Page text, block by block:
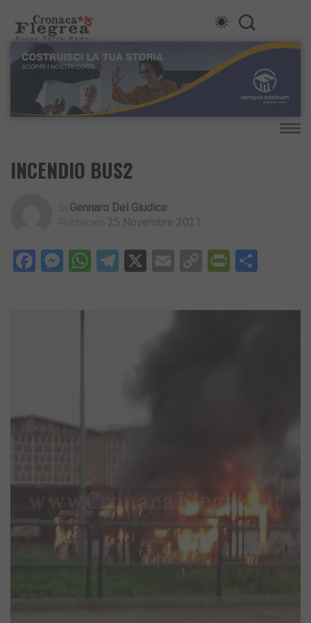
INCENDIO BUS2
Gennaro Del Giudice
25 Novembre 2021
Facebook
Messenger
WhatsApp
Telegram
X EmailCopy